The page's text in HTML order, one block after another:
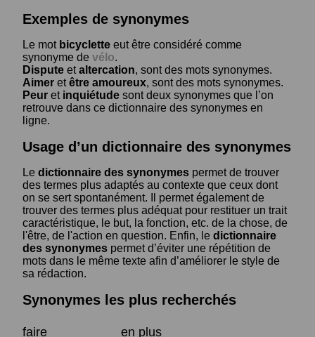
Exemples de synonymes
Le mot bicyclette eut être considéré comme
synonyme de vélo.
Dispute etaltercation, sont des mots synonymes.
Aimer etêtre amoureux, sont des mots synonymes.
Peur et inquiétude sont deux synonymes que l’on
retrouve dans ce dictionnaire des synonymes en
ligne.
Usage d’un dictionnaire des synonymes
Le dictionnaire des synonymes permet de trouver
des termes plus adaptés au contexte que ceux dont
on se sert spontanément. Il permet également de
trouver des termes plus adéquat pour restituer un trait
caractéristique, le but, la fonction, etc. de la chose, de
l'être, de l'action en question. Enfin, le dictionnaire
des synonymes permet d’éviter une répétition de
mots dans le même texte afin d’améliorer le style de
sa rédaction.
Synonymes les plus recherchés
faire
en plus